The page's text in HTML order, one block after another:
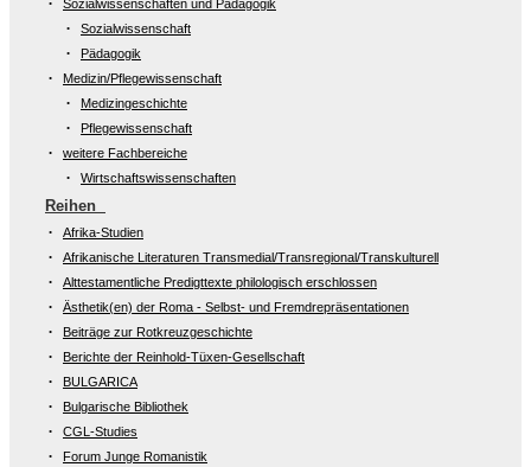
Sozialwissenschaften und Pädagogik
Sozialwissenschaft
Pädagogik
Medizin/Pflegewissenschaft
Medizingeschichte
Pflegewissenschaft
weitere Fachbereiche
Wirtschaftswissenschaften
Reihen
Afrika-Studien
Afrikanische Literaturen Transmedial/Transregional/Transkulturell
Alttestamentliche Predigttexte philologisch erschlossen
Ästhetik(en) der Roma - Selbst- und Fremdrepräsentationen
Beiträge zur Rotkreuzgeschichte
Berichte der Reinhold-Tüxen-Gesellschaft
BULGARICA
Bulgarische Bibliothek
CGL-Studies
Forum Junge Romanistik